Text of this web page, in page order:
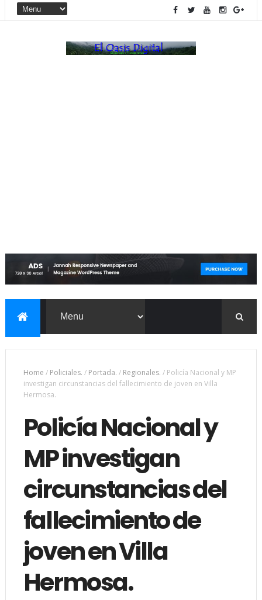
Home / Policiales. / Portada. / Regionales. / Policía Nacional y MP
investigan circunstancias del fallecimiento de joven en Villa
Hermosa.
Policía Nacional y
MP investigan
circunstancias del
fallecimiento de
joven en Villa
Hermosa.